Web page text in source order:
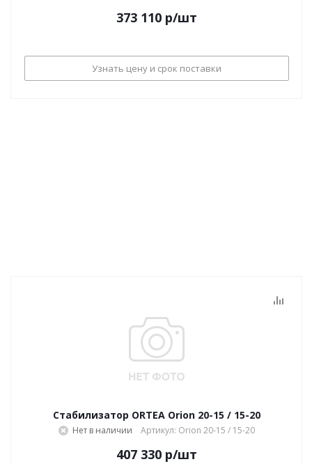
373 110 р/шт
Узнать цену и срок поставки
Стабилизатор ORTEA Orion 20-15 / 15-20
Нет в наличии Артикул: Orion 20-15 / 15-20
407 330 р/шт